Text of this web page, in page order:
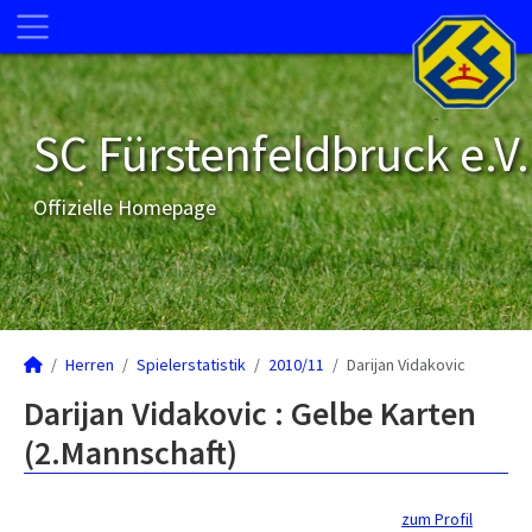
SC Fürstenfeldbruck e.V.
Offizielle Homepage
Herren Spielerstatistik 2010/11 Darijan Vidakovic
Darijan Vidakovic : Gelbe Karten
(2.Mannschaft)
zum Profil